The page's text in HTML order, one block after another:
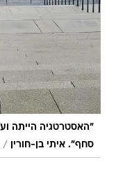
"האסטרטגיה הייתה
סחף". איתי בן-חורין
/